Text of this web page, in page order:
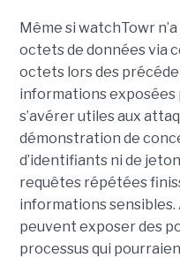
Même si watchTowr
octets de données via
octets lors des
informations
s’avérer utiles aux
démonstration de
d’identifiants ni de
requêtes répétées
informations sensibles.
peuvent exposer des
processus qui